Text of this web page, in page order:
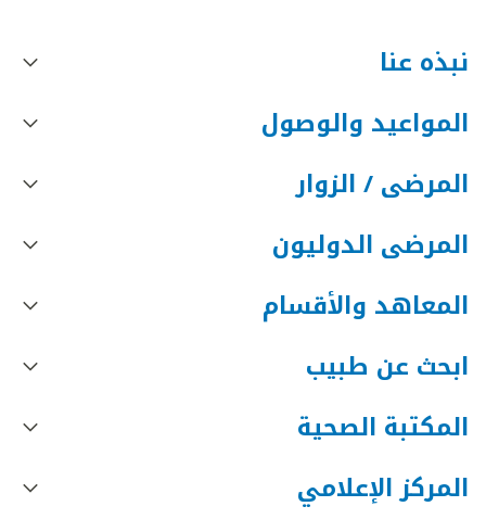
نبذه عنا
المواعيد والوصول
المرضى / الزوار
المرضى الدوليون
المعاهد والأقسام
ابحث عن طبيب
المكتبة الصحية
المركز الإعلامي